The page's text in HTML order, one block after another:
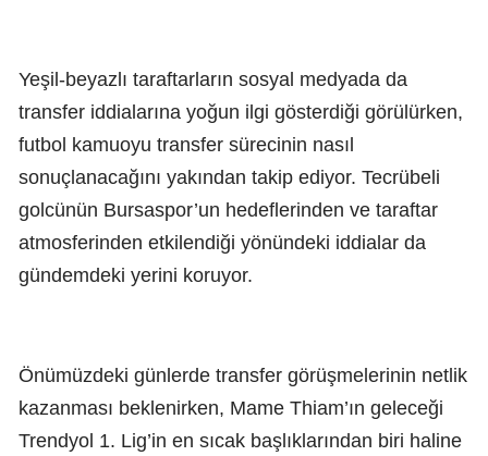
Yeşil-beyazlı taraftarların sosyal medyada da
transfer iddialarına yoğun ilgi gösterdiği görülürken,
futbol kamuoyu transfer sürecinin nasıl
sonuçlanacağını yakından takip ediyor. Tecrübeli
golcünün Bursaspor’un hedeflerinden ve taraftar
atmosferinden etkilendiği yönündeki iddialar da
gündemdeki yerini koruyor.
Önümüzdeki günlerde transfer görüşmelerinin netlik
kazanması beklenirken, Mame Thiam’ın geleceği
Trendyol 1. Lig’in en sıcak başlıklarından biri haline